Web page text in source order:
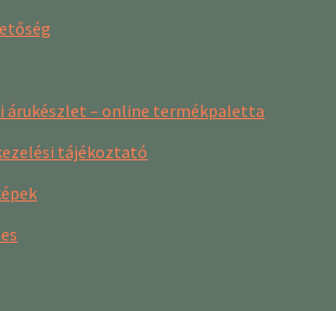
árukészlet – online termékpaletta
tájékoztató